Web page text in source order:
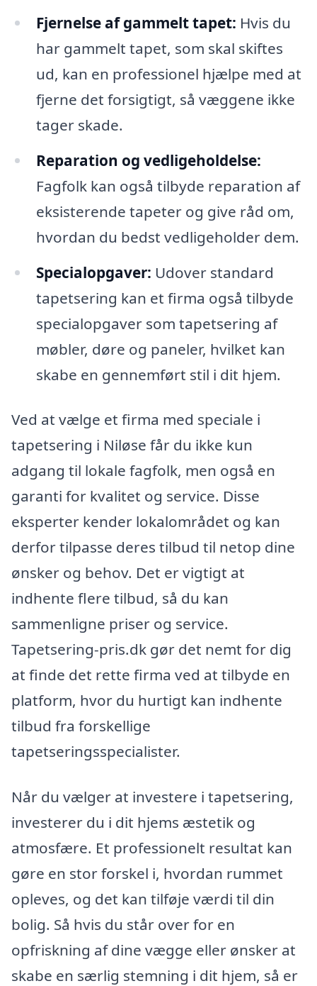
Fjernelse af gammelt tapet: Hvis du
har gammelt tapet, som skal skiftes
ud, kan en professionel hjælpe med at
fjerne det forsigtigt, så væggene ikke
tager skade.
Reparation og vedligeholdelse:
Fagfolk kan også tilbyde reparation af
eksisterende tapeter og give råd om,
hvordan du bedst vedligeholder dem.
Specialopgaver: Udover standard
tapetsering kan et firma også tilbyde
specialopgaver som tapetsering af
møbler, døre og paneler, hvilket kan
skabe en gennemført stil i dit hjem.
Ved at vælge et firma med speciale i
tapetsering i Niløse får du ikke kun
adgang til lokale fagfolk, men også en
garanti for kvalitet og service. Disse
eksperter kender lokalområdet og kan
derfor tilpasse deres tilbud til netop dine
ønsker og behov. Det er vigtigt at
indhente flere tilbud, så du kan
sammenligne priser og service.
Tapetsering-pris.dk gør det nemt for dig
at finde det rette firma ved at tilbyde en
platform, hvor du hurtigt kan indhente
tilbud fra forskellige
tapetseringsspecialister.
Når du vælger at investere i tapetsering,
investerer du i dit hjems æstetik og
atmosfære. Et professionelt resultat kan
gøre en stor forskel i, hvordan rummet
opleves, og det kan tilføje værdi til din
bolig. Så hvis du står over for en
opfriskning af dine vægge eller ønsker at
skabe en særlig stemning i dit hjem, så er